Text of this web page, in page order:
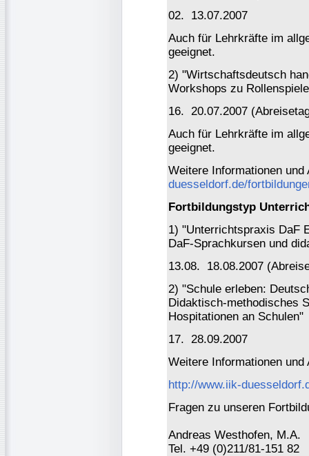
02. ­ 13.07.2007
Auch für Lehrkräfte im
geeignet.
2) "Wirtschaftsdeutsch
Workshops zu
16. ­ 20.07.2007
Auch für Lehrkräfte im
geeignet.
Weitere Informationen
duesseldorf.de/
Fortbildungstyp
1) "Unterrichtspraxis DaF
DaF-Sprachkursen und
13.08. ­ 18.08.2007
2) "Schule erleben:
Didaktisch-methodisches
Hospitationen an Schulen"
17. ­ 28.09.2007
Weitere Informationen und
http://www.iik-
Fragen zu unseren
Andreas Westhofen, M.A.
Tel. +49 (0)211/81-151 82